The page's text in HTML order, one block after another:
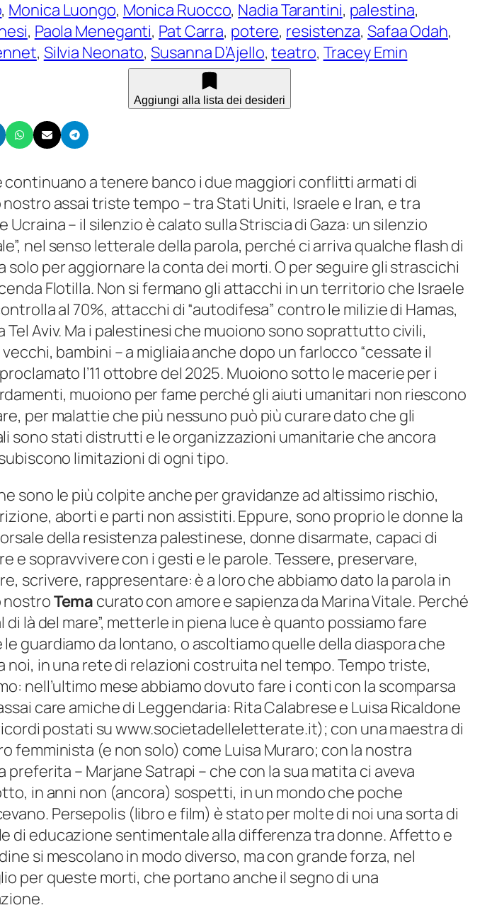
€
5
a
1
1
,
0
0
, Monica Luongo, Monica Ruocco, Nadia Tarantini, palestina
, Paola Meneganti, Pat Carra, potere, resistenza, Safaa Odah
, Silvia Neonato, Susanna D’Ajello, teatro, Tracey Emin
Aggiungi alla lista dei desideri
continuano a tenere banco i due maggiori conflitti armati di
assai triste tempo – tra Stati Uniti, Israele e Iran, e tra
Ucraina – il silenzio è calato sulla Striscia di Gaza: un silenzio
nel senso letterale della parola, perché ci arriva qualche flash di
solo per aggiornare la conta dei morti. O per seguire gli strascichi
Flotilla. Non si fermano gli attacchi in un territorio che Israele
al 70%, attacchi di “autodifesa” contro le milizie di Hamas,
Tel Aviv. Ma i palestinesi che muoiono sono soprattutto civili,
bambini – a migliaia anche dopo un farlocco “cessate il
l’11 ottobre del 2025. Muoiono sotto le macerie per i
muoiono per fame perché gli aiuti umanitari non riescono
per malattie che più nessuno può più curare dato che gli
sono stati distrutti e le organizzazioni umanitarie che ancora
limitazioni di ogni tipo.
sono le più colpite anche per gravidanze ad altissimo rischio,
aborti e parti non assistiti. Eppure, sono proprio le donne la
della resistenza palestinese, donne disarmate, capaci di
e sopravvivere con i gesti e le parole. Tessere, preservare,
scrivere, rappresentare: è a loro che abbiamo dato la parola in
nostroTema curato con amore e sapienza da Marina Vitale. Perché
di là del mare”, metterle in piena luce è quanto possiamo fare
guardiamo da lontano, o ascoltiamo quelle della diaspora che
noi, in una rete di relazioni costruita nel tempo. Tempo triste,
nell’ultimo mese abbiamo dovuto fare i conti con la scomparsa
care amiche di Leggendaria: Rita Calabrese e Luisa Ricaldone
postati su www.societadelleletterate.it); con una maestra di
femminista (e non solo) come Luisa Muraro; con la nostra
preferita – Marjane Satrapi – che con la sua matita ci aveva
in anni non (ancora) sospetti, in un mondo che poche
Persepolis(libro e film) è stato per molte di noi una sorta di
di educazione sentimentale alla differenza tra donne. Affetto e
si mescolano in modo diverso, ma con grande forza, nel
per queste morti, che portano anche il segno di una